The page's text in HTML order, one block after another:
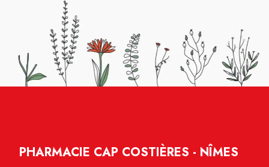
PHARMACIE CAP COSTIÈRES - NÎMES